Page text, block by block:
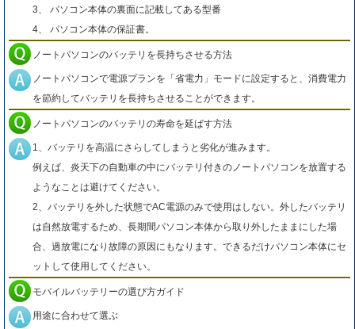
3、 パソコン本体の裏面に記載してある型番
4、 パソコン本体の保証書。
ノートパソコンのバッテリを長持ちさせる方法
ノートパソコンで電源プランを「省電力」モードに設定すると、消費電力
を節約してバッテリを長持ちさせることができます。
ノートパソコンのバッテリの寿命を延ばす方法
1、バッテリを高温にさらしてしまうと劣化が進みます。
例えば、炎天下の自動車の中にバッテリ付きのノートパソコンを放置する
ようなことは避けてください。
2、バッテリを外した状態でAC電源のみで使用はしない。外したバッテリ
は自然放電するため、長期間パソコン本体から取り外したままにした場
合、過放電になり故障の原因にもなります。できるだけパソコン本体にセ
ットして使用してください。
モバイルバッテリーの選び方ガイド
用途に合わせて選ぶ